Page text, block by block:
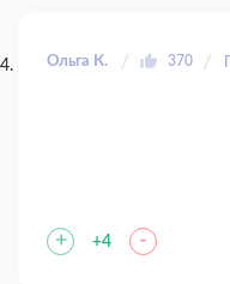
Ольга К. 370
+ +4 -